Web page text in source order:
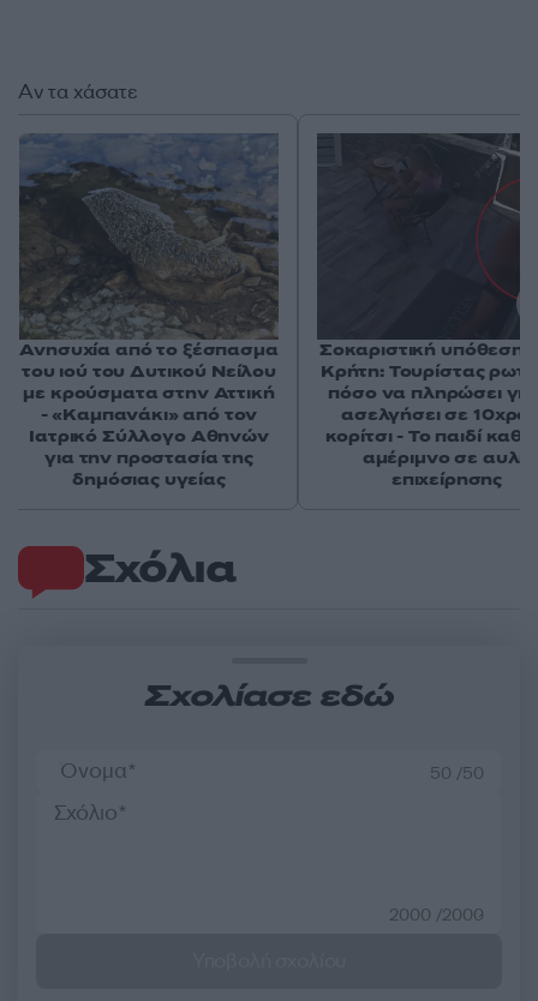
Σχόλια
Σχολίασε εδώ
50 /50
2000 /2000
Αν τα χάσατε
Ανησυχία από το ξέσπασμα
του ιού του Δυτικού Νείλου
με κρούσματα στην Αττική
- «Καμπανάκι» από τον
Ιατρικό Σύλλογο Αθηνών
για την προστασία της
δημόσιας υγείας
Σοκαριστική υπόθεση
Κρήτη: Τουρίστας
πόσο να πληρώσει
ασελγήσει σε
κορίτσι - Το παιδί
αμέριμνο σε αυλή
επιχείρησης